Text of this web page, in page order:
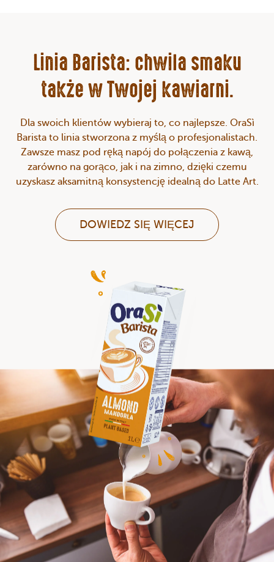
Linia Barista: chwila smaku
także w Twojej kawiarni.
Dla swoich klientów wybieraj to, co najlepsze. OraSì
Barista to linia stworzona z myślą o profesjonalistach.
Zawsze masz pod ręką napój do połączenia z kawą,
zarówno na gorąco, jak i na zimno, dzięki czemu
uzyskasz aksamitną konsystencję idealną do Latte Art.
DOWIEDZ SIĘ WIĘCEJ